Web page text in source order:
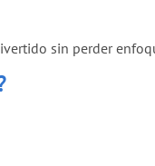
sin perder